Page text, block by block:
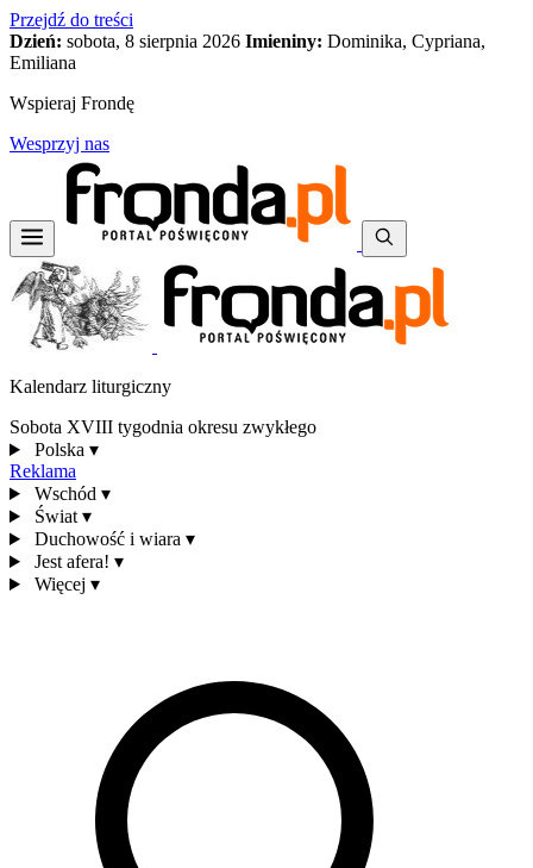
Przejdź do treści
Dzień: sobota, 8 sierpnia 2026 Imieniny: Dominika, Cypriana,
Emiliana
Wspieraj Frondę
Wesprzyj nas
Kalendarz liturgiczny
Sobota XVIII tygodnia okresu zwykłego
Polska ▾
Reklama
Wschód ▾
Świat ▾
Duchowość i wiara ▾
Jest afera! ▾
Więcej ▾